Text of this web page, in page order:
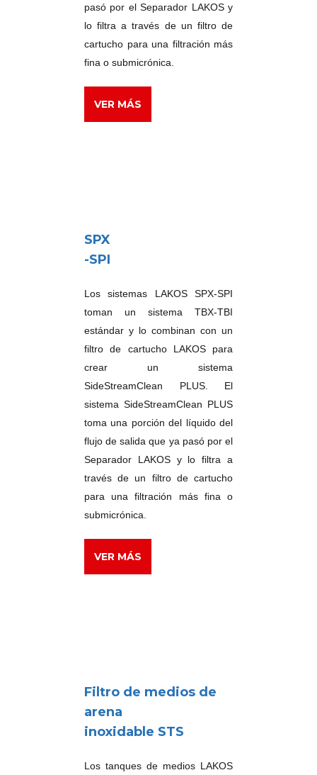
pasó por el Separador LAKOS y
lo filtra a través de un filtro de
cartucho para una filtración más
fina o submicrónica.
VER MÁS
SPX
-SPI
Los sistemas LAKOS SPX-SPI
toman un sistema TBX-TBI
estándar y lo combinan con un
filtro de cartucho LAKOS para
crear un sistema
SideStreamClean PLUS. El
sistema SideStreamClean PLUS
toma una porción del líquido del
flujo de salida que ya pasó por el
Separador LAKOS y lo filtra a
través de un filtro de cartucho
para una filtración más fina o
submicrónica.
VER MÁS
Filtro de medios de
arena
inoxidable STS
Los tanques de medios LAKOS